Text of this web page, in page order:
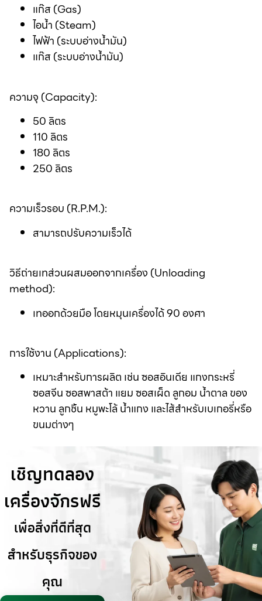
แก๊ส (Gas)
ไอน้ำ (Steam)
ไฟฟ้า (ระบบอ่างน้ำมัน)
แก๊ส (ระบบอ่างน้ำมัน)
ความจุ (Capacity):
50 ลิตร
110 ลิตร
180 ลิตร
250 ลิตร
ความเร็วรอบ (R.P.M.):
สามารถปรับความเร็วได้
วิธีถ่ายเทส่วนผสมออกจากเครื่อง (Unloading
method):
เทออกด้วยมือ โดยหมุนเครื่องได้ 90 องศา
การใช้งาน (Applications):
เหมาะสำหรับการผลิต เช่น ซอสอินเดีย แกงกระหรี่
ซอสจีน ซอสพาสต้า แยม ซอสเผ็ด ลูกอม น้ำตาล ของ
หวาน ลูกชิ้น หมูพะโล้ น้ำแกง และไส้สำหรับเบเกอรี่หรือ
ขนมต่างๆ
เชิญทดลอง
เครื่องจักรฟรี
เพื่อสิ่งที่ดีที่สุด
สำหรับธุรกิจของ
คุณ